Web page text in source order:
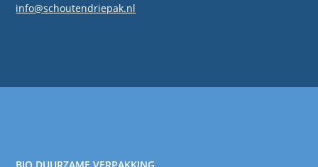
info@schoutendriepak.nl